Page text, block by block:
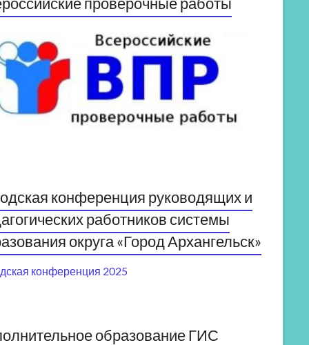
конференция руководящих и
работников системы
округа «Город Архангельск»
конференция 2025
образование ГИС